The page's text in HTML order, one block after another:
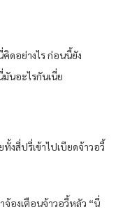
คิดอย่างไร ก่อนนี้ยัง
นอะไรกันเนี่ย
งสี่ปรี่เข้าไปเบียดจ้าวอวี้
องเตือนจ้าวอวี้หลัว “นี่